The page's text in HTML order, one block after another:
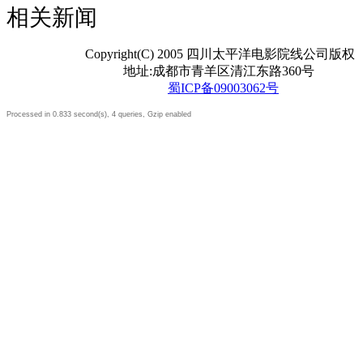
相关新闻
Copyright(C) 2005 四川太平洋电影院线公司版权
地址:成都市青羊区清江东路360号
蜀ICP备09003062号
Processed in 0.833 second(s), 4 queries, Gzip enabled